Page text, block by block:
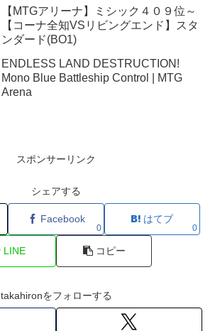
【MTGアリーナ】ミシック４０９位～
【コーナ全知VSリビングエンド】スタ
ンダード(BO1)
ENDLESS LAND DESTRUCTION!
Mono Blue Battleship Control | MTG
Arena
スポンサーリンク
シェアする
Facebook
0
はてブ
0
LINE コピー
takahironをフォローする